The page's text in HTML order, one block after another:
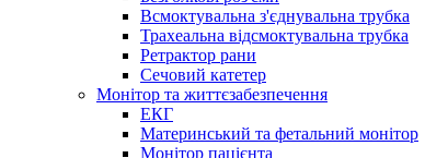
Всмоктувальна з'єднувальна трубка
Трахеальна відсмоктувальна трубка
Ретрактор рани
Сечовий катетер
Монітор та життєзабезпечення
ЕКГ
Материнський та фетальний монітор
Монітор пацієнта